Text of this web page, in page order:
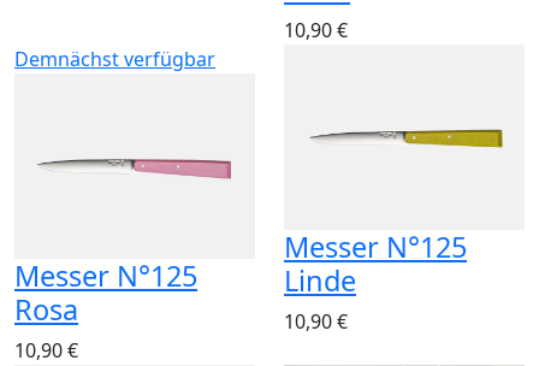
10,90 €
Demnächst verfügbar
Messer N°125
Rosa
10,90 €
Messer N°125
Linde
10,90 €